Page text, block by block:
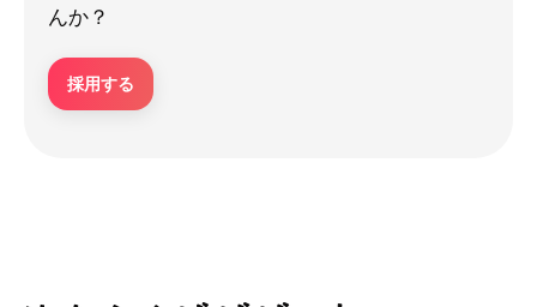
んか？
採用する